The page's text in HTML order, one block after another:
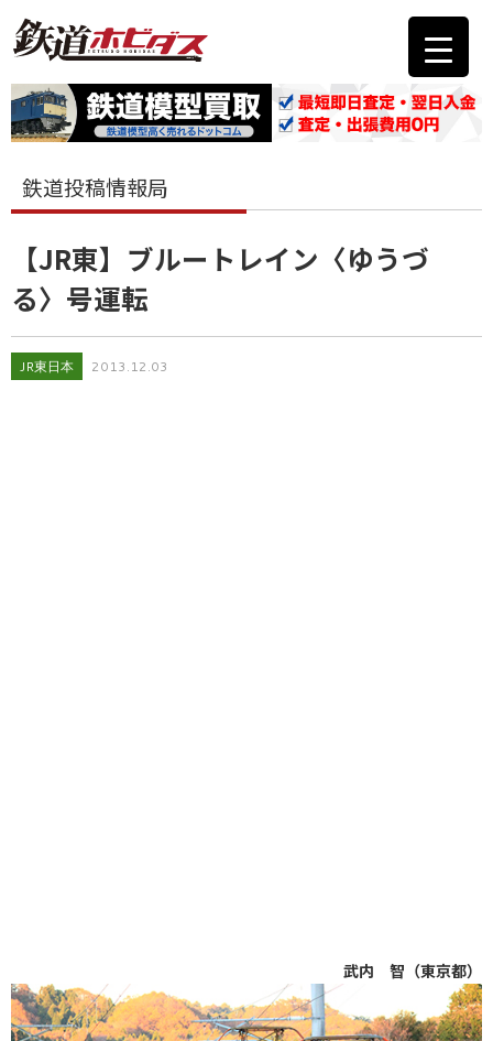
鉄道投稿情報局
【JR東】ブルートレイン〈ゆうづ
る〉号運転
JR東日本 2013.12.03
武内 智（東京都）